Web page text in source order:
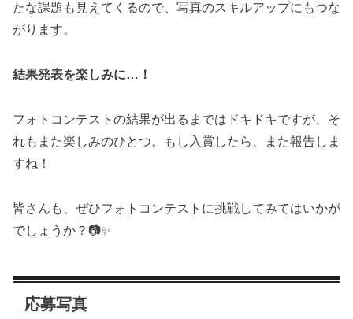
たな課題も見えてくるので、写真のスキルアップにもつな
がります。
結果発表を楽しみに…！
フォトコンテストの結果が出るまではドキドキですが、そ
れもまた楽しみのひとつ。もし入賞したら、また報告しま
すね！
皆さんも、ぜひフォトコンテストに挑戦してみてはいかが
でしょうか？📷✨
応募写真